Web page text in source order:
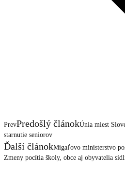
PrevPredošlý článokÚnia miest
starnutie seniorov
Ďalší článokMigaľovo ministerstvo
Zmeny pocítia školy, obce aj obyvatelia